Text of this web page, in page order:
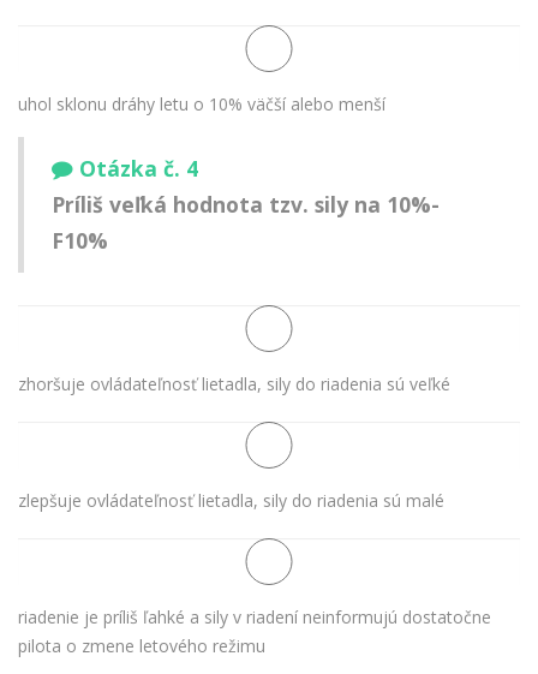
uhol sklonu dráhy letu o 10% väčší alebo menší
Otázka č. 4
Príliš veľká hodnota tzv. sily na 10%-
F10%
zhoršuje ovládateľnosť lietadla, sily do riadenia sú veľké
zlepšuje ovládateľnosť lietadla, sily do riadenia sú malé
riadenie je príliš ľahké a sily v riadení neinformujú dostatočne
pilota o zmene letového režimu